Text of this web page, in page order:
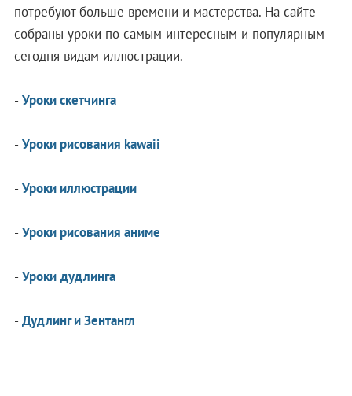
потребуют больше времени и мастерства. На сайте
собраны уроки по самым интересным и популярным
сегодня видам иллюстрации.
- Уроки скетчинга
- Уроки рисования kawaii
- Уроки иллюстрации
- Уроки рисования аниме
- Уроки дудлинга
- Дудлинг и Зентангл